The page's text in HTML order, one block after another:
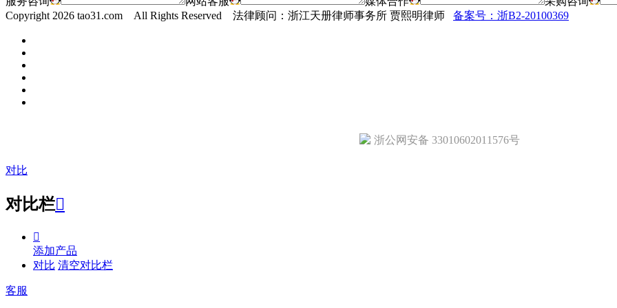
Copyright 2026 tao31.com All Rights Reserved 法律顾问：浙江天册律师事务所 贾熙明律师 备案号：浙B2-20100369
浙公网安备 33010602011576号
对比
对比栏

添加产品
对比 清空对比栏
客服